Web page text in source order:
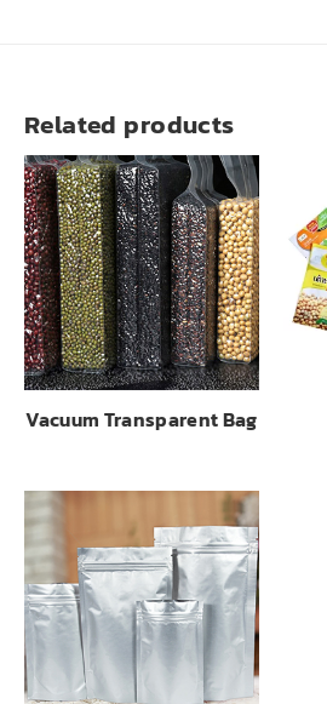
Related products
Vacuum Transparent Bag